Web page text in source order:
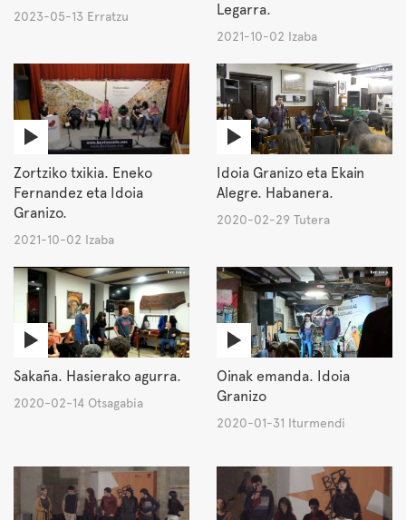
2023-05-13 Erratzu
Legarra.
2021-10-02 Izaba
Zortziko txikia. Eneko
Fernandez eta Idoia
Granizo.
2021-10-02 Izaba
Idoia Granizo eta Ekain
Alegre. Habanera.
2020-02-29 Tutera
Sakaña. Hasierako agurra.
2020-02-14 Otsagabia
Oinak emanda. Idoia
Granizo
2020-01-31 Iturmendi